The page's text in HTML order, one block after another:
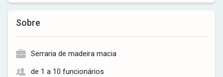
Sobre
Serraria de madeira macia
de 1 a 10 funcionários